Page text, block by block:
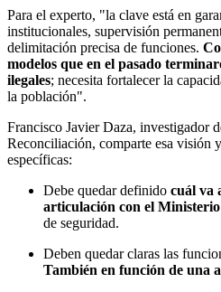
Para el experto, "la clave está en
institucionales, supervisión
delimitación precisa de funciones.
modelos que en el pasado
ilegales; necesita fortalecer la
la población".
Francisco Javier Daza, investigador
Reconciliación, comparte esa visión
específicas:
Debe quedar definido cuál va
articulación con el Ministerio
de seguridad.
Deben quedar claras las
También en función de una